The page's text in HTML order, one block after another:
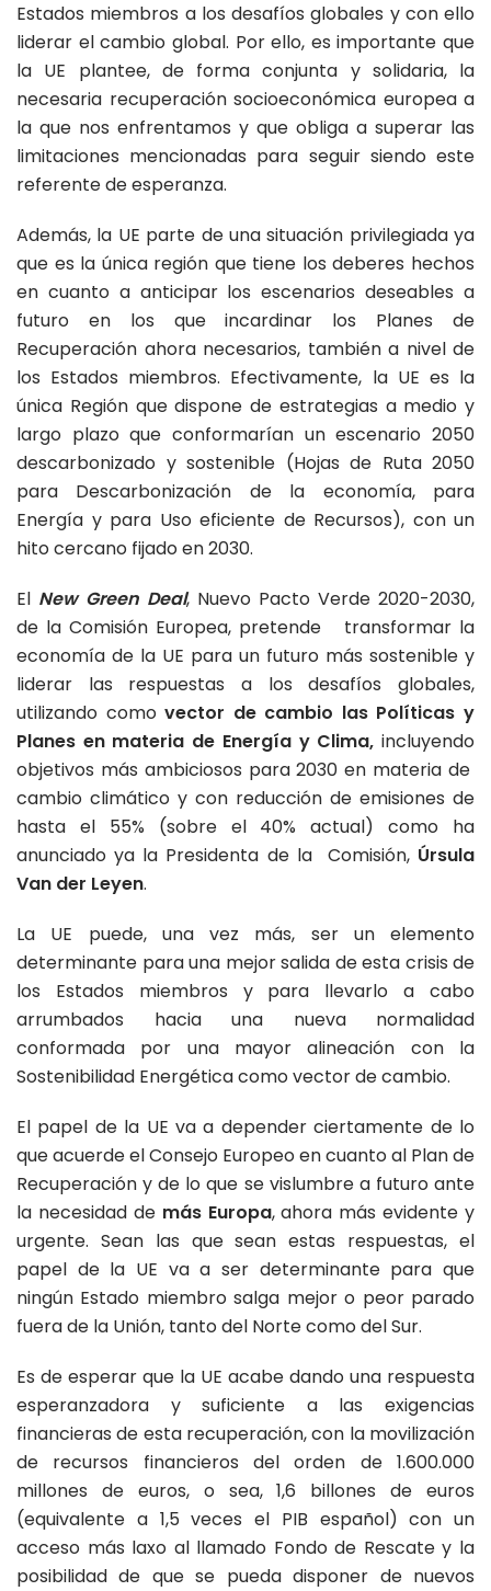
Estados miembros a los desafíos globales y con ello
liderar el cambio global. Por ello, es importante que
la UE plantee, de forma conjunta y solidaria, la
necesaria recuperación socioeconómica europea a
la que nos enfrentamos y que obliga a superar las
limitaciones mencionadas para seguir siendo este
referente de esperanza.
Además, la UE parte de una situación privilegiada ya
que es la única región que tiene los deberes hechos
en cuanto a anticipar los escenarios deseables a
futuro en los que incardinar los Planes de
Recuperación ahora necesarios, también a nivel de
los Estados miembros. Efectivamente, la UE es la
única Región que dispone de estrategias a medio y
largo plazo que conformarían un escenario 2050
descarbonizado y sostenible (Hojas de Ruta 2050
para Descarbonización de la economía, para
Energía y para Uso eficiente de Recursos), con un
hito cercano fijado en 2030.
El New Green Deal, Nuevo Pacto Verde 2020-2030,
de la Comisión Europea, pretende transformar la
economía de la UE para un futuro más sostenible y
liderar las respuestas a los desafíos globales,
utilizando comovector de cambio las Políticas y
Planes en materia de Energía y Clima, incluyendo
objetivos más ambiciosos para 2030 en materia de
cambio climático y con reducción de emisiones de
hasta el 55% (sobre el 40% actual) como ha
anunciado ya la Presidenta de la Comisión, Úrsula
Van der Leyen.
La UE puede, una vez más, ser un elemento
determinante para una mejor salida de esta crisis de
los Estados miembros y para llevarlo a cabo
arrumbados hacia una nueva normalidad
conformada por una mayor alineación con la
Sostenibilidad Energética como vector de cambio.
El papel de la UE va a depender ciertamente de lo
que acuerde el Consejo Europeo en cuanto al Plan de
Recuperación y de lo que se vislumbre a futuro ante
la necesidad de más Europa, ahora más evidente y
urgente. Sean las que sean estas respuestas, el
papel de la UE va a ser determinante para que
ningún Estado miembro salga mejor o peor parado
fuera de la Unión, tanto del Norte como del Sur.
Es de esperar que la UE acabe dando una respuesta
esperanzadora y suficiente a las exigencias
financieras de esta recuperación, con la movilización
de recursos financieros del orden de 1.600.000
millones de euros, o sea, 1,6 billones de euros
(equivalente a 1,5 veces el PIB español) con un
acceso más laxo al llamado Fondo de Rescate y la
posibilidad de que se pueda disponer de nuevos